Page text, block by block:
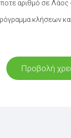
αριθμό σε Λάος
κλήσεων
Προβολή